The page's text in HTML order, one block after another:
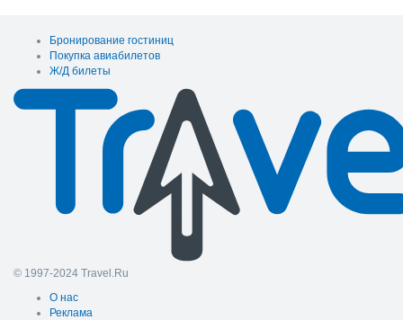
Бронирование гостиниц
Покупка авиабилетов
Ж/Д билеты
© 1997-2024 Travel.Ru
О нас
Реклама